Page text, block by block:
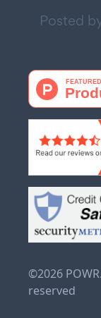
Posted
©2026
reserved